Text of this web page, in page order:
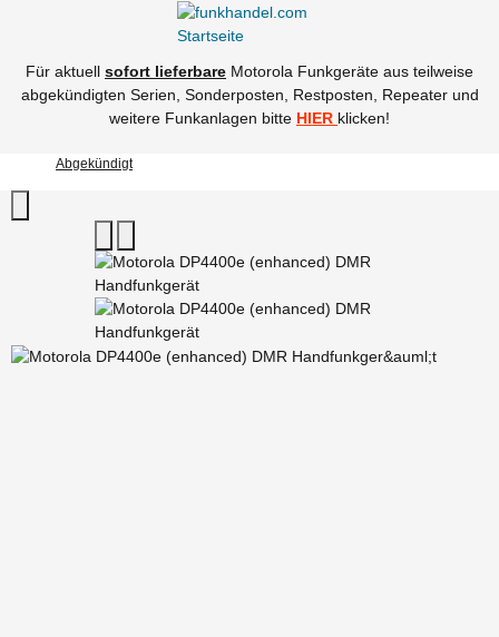
Für aktuell sofort lieferbare Motorola Funkgeräte aus teilweise
abgekündigten Serien, Sonderposten, Restposten, Repeater und
weitere Funkanlagen bitte HIER klicken!
Abgekündigt